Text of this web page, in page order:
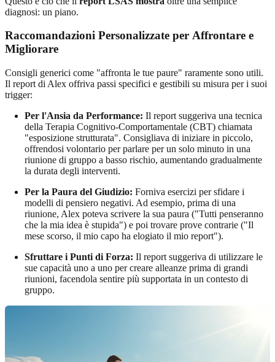
diagnosi: un piano.
Raccomandazioni Personalizzate per Affrontare e
Migliorare
Consigli generici come "affronta le tue paure" raramente sono utili.
Il report di Alex offriva passi specifici e gestibili su misura per i suoi
trigger:
Per l'Ansia da Performance: Il report suggeriva una tecnica
della Terapia Cognitivo-Comportamentale (CBT) chiamata
"esposizione strutturata". Consigliava di iniziare in piccolo,
offrendosi volontario per parlare per un solo minuto in una
riunione di gruppo a basso rischio, aumentando gradualmente
la durata degli interventi.
Per la Paura del Giudizio: Forniva esercizi per sfidare i
modelli di pensiero negativi. Ad esempio, prima di una
riunione, Alex poteva scrivere la sua paura ("Tutti penseranno
che la mia idea è stupida") e poi trovare prove contrarie ("Il
mese scorso, il mio capo ha elogiato il mio report").
Sfruttare i Punti di Forza: Il report suggeriva di utilizzare le
sue capacità uno a uno per creare alleanze prima di grandi
riunioni, facendola sentire più supportata in un contesto di
gruppo.